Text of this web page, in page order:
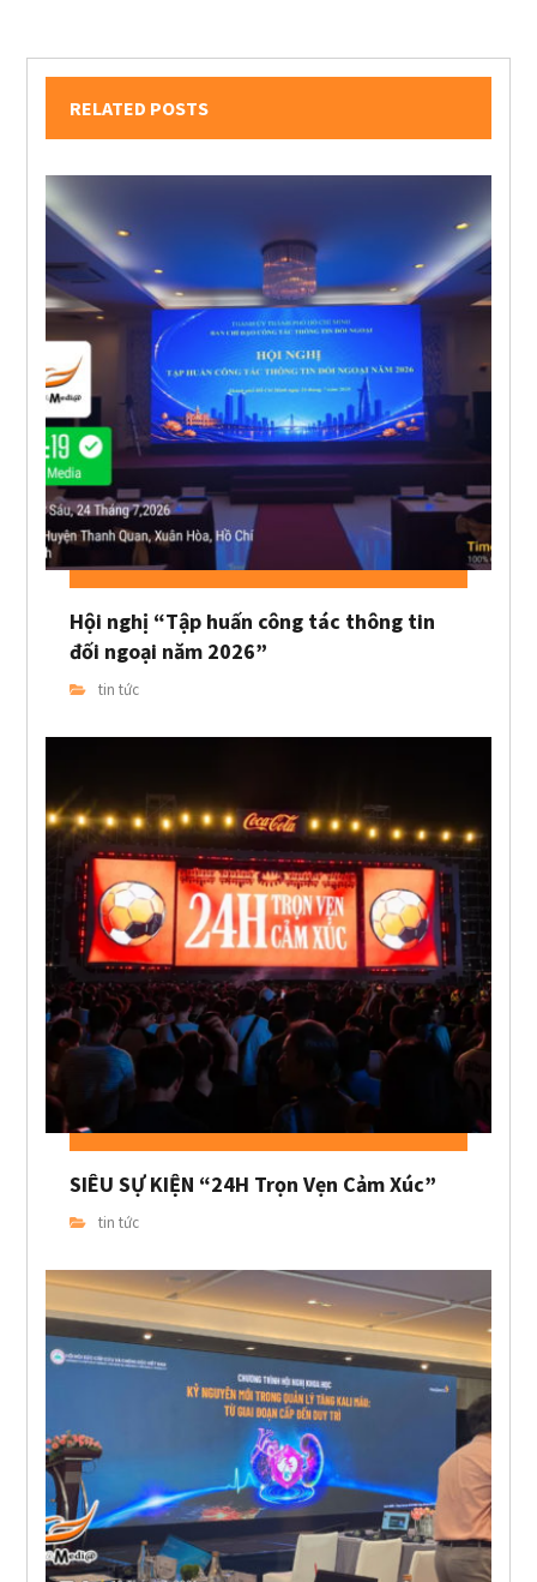
RELATED POSTS
Hội nghị “Tập huấn công tác thông tin
đối ngoại năm 2026”
tin tức
SIÊU SỰ KIỆN “24H Trọn Vẹn Cảm Xúc”
tin tức